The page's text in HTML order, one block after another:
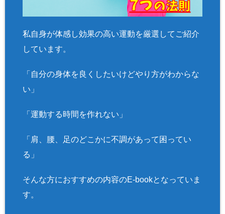
私自身が体感し効果の高い運動を厳選してご紹介
しています。
「自分の身体を良くしたいけどやり方がわからな
い」
「運動する時間を作れない」
「肩、腰、足のどこかに不調があって困ってい
る」
そんな方におすすめの内容のE-bookとなっていま
す。